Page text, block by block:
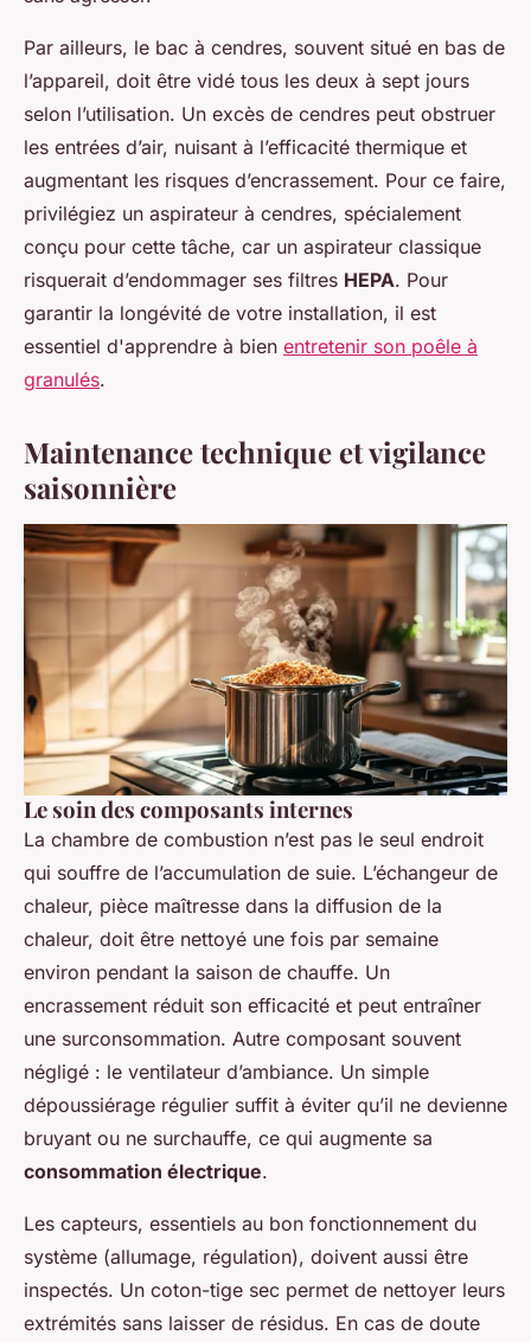
Par ailleurs, le bac à cendres, souvent situé en bas de
l’appareil, doit être vidé tous les deux à sept jours
selon l’utilisation. Un excès de cendres peut obstruer
les entrées d’air, nuisant à l’efficacité thermique et
augmentant les risques d’encrassement. Pour ce faire,
privilégiez un aspirateur à cendres, spécialement
conçu pour cette tâche, car un aspirateur classique
risquerait d’endommager ses filtres HEPA. Pour
garantir la longévité de votre installation, il est
essentiel d'apprendre à bien entretenir son poêle à
granulés.
Maintenance technique et vigilance
saisonnière
Le soin des composants internes
La chambre de combustion n’est pas le seul endroit
qui souffre de l’accumulation de suie. L’échangeur de
chaleur, pièce maîtresse dans la diffusion de la
chaleur, doit être nettoyé une fois par semaine
environ pendant la saison de chauffe. Un
encrassement réduit son efficacité et peut entraîner
une surconsommation. Autre composant souvent
négligé : le ventilateur d’ambiance. Un simple
dépoussiérage régulier suffit à éviter qu’il ne devienne
bruyant ou ne surchauffe, ce qui augmente sa
consommation électrique.
Les capteurs, essentiels au bon fonctionnement du
système (allumage, régulation), doivent aussi être
inspectés. Un coton-tige sec permet de nettoyer leurs
extrémités sans laisser de résidus. En cas de doute